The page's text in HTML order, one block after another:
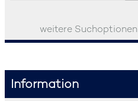
weitere Suchoptionen
Information